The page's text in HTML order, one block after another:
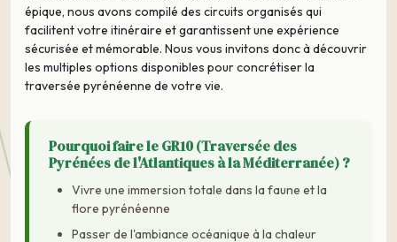
épique, nous avons compilé des circuits organisés qui
facilitent votre itinéraire et garantissent une expérience
sécurisée et mémorable. Nous vous invitons donc à découvrir
les multiples options disponibles pour concrétiser la
traversée pyrénéenne de votre vie.
Pourquoi faire le GR10 (Traversée des
Pyrénées de l'Atlantiques à la Méditerranée) ?
Vivre une immersion totale dans la faune et la
flore pyrénéenne
Passer de l'ambiance océanique à la chaleur